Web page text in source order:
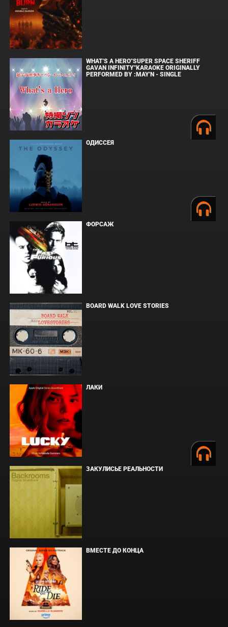
WHAT'S A HERO"SUPER SPACE SHERIFF
GAVAN INFINITY"KARAOKE ORIGINALLY
PERFORMED BY :MAY'N - SINGLE
ОДИССЕЯ
ФОРСАЖ
BOARD WALK LOVE STORIES
ЛАКИ
ЗАКУЛИСЬЕ РЕАЛЬНОСТИ
ВМЕСТЕ ДО КОНЦА